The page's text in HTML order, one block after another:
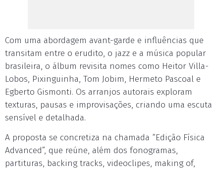
Com uma abordagem avant-garde e influências que
transitam entre o erudito, o jazz e a música popular
brasileira, o álbum revisita nomes como Heitor Villa-
Lobos, Pixinguinha, Tom Jobim, Hermeto Pascoal e
Egberto Gismonti. Os arranjos autorais exploram
texturas, pausas e improvisações, criando uma escuta
sensível e detalhada.
A proposta se concretiza na chamada “Edição Física
Advanced”, que reúne, além dos fonogramas,
partituras, backing tracks, videoclipes, making of,